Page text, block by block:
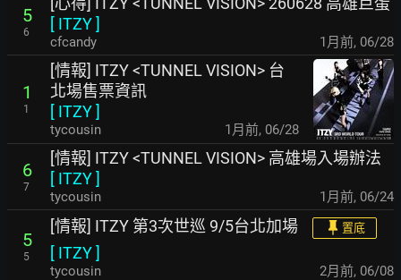
5
6
[ ITZY]
cfcandy 1月前, 06/28
1
1
[情報] ITZY <TUNNEL VISION> 台
北場售票資訊
[ ITZY]
tycousin 1月前, 06/28
6
7
[情報] ITZY <TUNNEL VISION> 高雄場入場辦法
[ ITZY]
tycousin 1月前, 06/24
5
5
[情報] ITZY 第3次世巡 9/5台北加場 置底
[ ITZY]
tycousin 2月前, 06/08